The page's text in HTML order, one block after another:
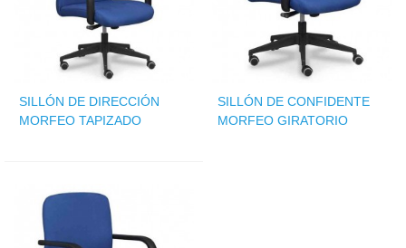
SILLÓN DE DIRECCIÓN
MORFEO TAPIZADO
SILLÓN DE CONFIDENTE
MORFEO GIRATORIO